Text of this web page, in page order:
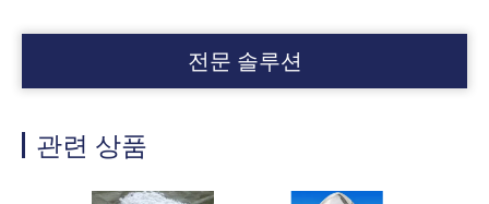
전문 솔루션
관련 상품